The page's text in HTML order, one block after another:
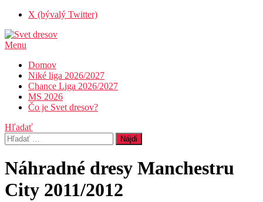
Skip
Content
X (bývalý Twitter)
Menu
Domov
Niké liga 2026/2027
Chance Liga 2026/2027
MS 2026
Čo je Svet dresov?
Hľadať
Hľadať:
Náhradné dresy Manchestru
City 2011/2012